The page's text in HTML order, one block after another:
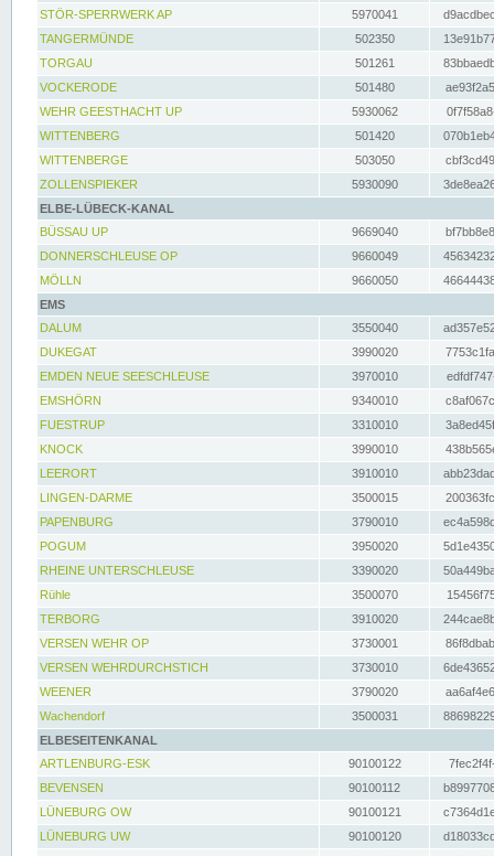
STÖR-SPERRWERK AP 5970041
TANGERMÜNDE
502350
TORGAU
501261
VOCKERODE
501480
WEHR GEESTHACHT UP
5930062
WITTENBERG
501420
WITTENBERGE
503050
ZOLLENSPIEKER
5930090
ELBE-LÜBECK-KANAL
BÜSSAU UP
9669040
DONNERSCHLEUSE OP
9660049
MÖLLN
9660050
EMS
DALUM
3550040
DUKEGAT
3990020
EMDEN NEUE SEESCHLEUSE
3970010
EMSHÖRN
9340010
FUESTRUP
3310010
KNOCK
3990010
LEERORT
3910010
LINGEN-DARME
3500015
PAPENBURG
3790010
POGUM
3950020
RHEINE UNTERSCHLEUSE
3390020
Rühle
3500070
TERBORG
3910020
VERSEN WEHR OP
3730001
VERSEN WEHRDURCHSTICH
3730010
WEENER
3790020
Wachendorf
3500031
ELBESEITENKANAL
ARTLENBURG-ESK
90100122
BEVENSEN
90100112
LÜNEBURG OW
90100121
LÜNEBURG UW
90100120